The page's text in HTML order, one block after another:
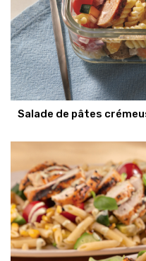
Salade de pâtes